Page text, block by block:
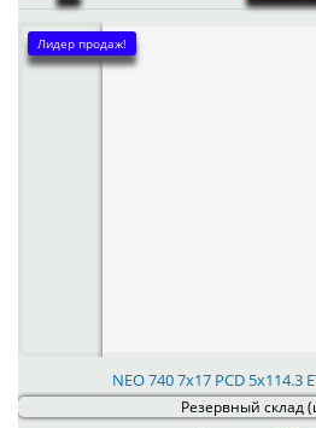
Лидер продаж!
NEO 740 7x17 PCD 5x114.3
Резервный склад